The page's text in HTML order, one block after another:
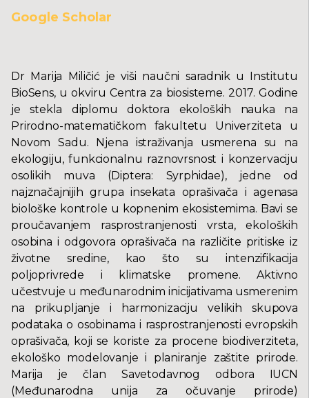
Google Scholar
Dr Marija Miličić je viši naučni saradnik u Institutu
BioSens, u okviru Centra za biosisteme. 2017. Godine
je stekla diplomu doktora ekoloških nauka na
Prirodno-matematičkom fakultetu Univerziteta u
Novom Sadu. Njena istraživanja usmerena su na
ekologiju, funkcionalnu raznovrsnost i konzervaciju
osolikih muva (Diptera: Syrphidae), jedne od
najznačajnijih grupa insekata oprašivača i agenasa
biološke kontrole u kopnenim ekosistemima. Bavi se
proučavanjem rasprostranjenosti vrsta, ekoloških
osobina i odgovora oprašivača na različite pritiske iz
životne sredine, kao što su intenzifikacija
poljoprivrede i klimatske promene. Aktivno
učestvuje u međunarodnim inicijativama usmerenim
na prikupljanje i harmonizaciju velikih skupova
podataka o osobinama i rasprostranjenosti evropskih
oprašivača, koji se koriste za procene biodiverziteta,
ekološko modelovanje i planiranje zaštite prirode.
Marija je član Savetodavnog odbora IUCN
(Međunarodna unija za očuvanje prirode)